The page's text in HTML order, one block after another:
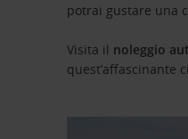
potrai gustare una
Visita il noleggio
quest’affascinante